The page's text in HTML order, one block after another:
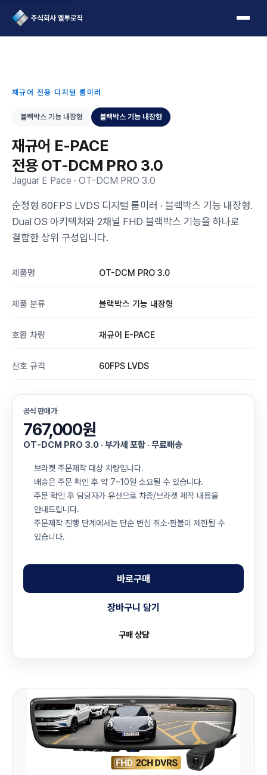
L2Logic 1onetake
재규어 전용 디지털 룸미러
블랙박스 기능 내장형 블랙박스 기능 내장형
재규어 E-PACE
전용 OT-DCM PRO 3.0
Jaguar E Pace · OT-DCM PRO 3.0
순정형 60FPS LVDS 디지털 룸미러 · 블랙박스 기능 내장형.
Dual OS 아키텍처와 2채널 FHD 블랙박스 기능을 하나로
결합한 상위 구성입니다.
제품명 OT-DCM PRO 3.0
제품 분류 블랙박스 기능 내장형
호환 차량 재규어 E-PACE
신호 규격 60FPS LVDS
공식 판매가
767,000원
OT-DCM PRO 3.0 · 부가세 포함 · 무료배송
브라켓 주문제작 대상 차량입니다.
배송은 주문 확인 후 약 7~10일 소요될 수 있습니다.
주문 확인 후 담당자가 유선으로 차종/브라켓 제작 내용을
안내드립니다.
주문제작 진행 단계에서는 단순 변심 취소·환불이 제한될 수
있습니다.
바로구매
장바구니 담기
구매 상담